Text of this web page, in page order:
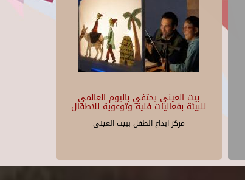
بيت العيني يحتفي باليوم العالمي
للبيئة بفعاليات فنية وتوعوية للأطفال
مركز ابداع الطفل ببيت العينى